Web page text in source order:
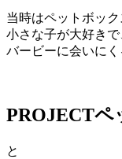
当時はペットボッ
小さな子が大好き
バービーに会いに
PROJECTペ
と